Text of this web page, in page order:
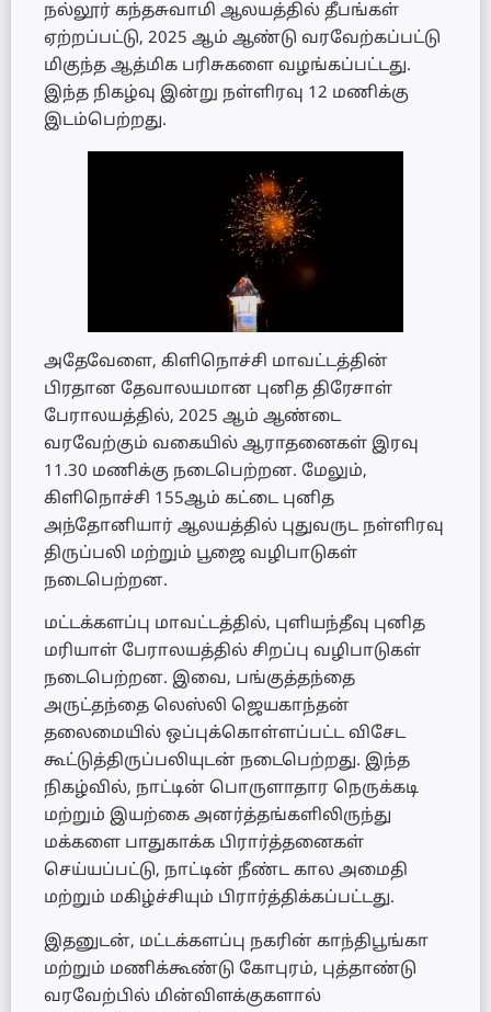
நல்லூர் கந்தசுவாமி ஆலயத்தில் தீபங்கள்
ஏற்றப்பட்டு, 2025 ஆம் ஆண்டு வரவேற்கப்பட்டு
மிகுந்த ஆத்மிக பரிசுகளை வழங்கப்பட்டது.
இந்த நிகழ்வு இன்று நள்ளிரவு 12 மணிக்கு
இடம்பெற்றது.
அதேவேளை, கிளிநொச்சி மாவட்டத்தின்
பிரதான தேவாலயமான புனித திரேசாள்
பேராலயத்தில், 2025 ஆம் ஆண்டை
வரவேற்கும் வகையில் ஆராதனைகள் இரவு
11.30 மணிக்கு நடைபெற்றன. மேலும்,
கிளிநொச்சி 155ஆம் கட்டை புனித
அந்தோனியார் ஆலயத்தில் புதுவருட நள்ளிரவு
திருப்பலி மற்றும் பூஜை வழிபாடுகள்
நடைபெற்றன.
மட்டக்களப்பு மாவட்டத்தில், புளியந்தீவு புனித
மரியாள் பேராலயத்தில் சிறப்பு வழிபாடுகள்
நடைபெற்றன. இவை, பங்குத்தந்தை
அருட்தந்தை லெஸ்லி ஜெயகாந்தன்
தலைமையில் ஒப்புக்கொள்ளப்பட்ட விசேட
கூட்டுத்திருப்பலியுடன் நடைபெற்றது. இந்த
நிகழ்வில், நாட்டின் பொருளாதார நெருக்கடி
மற்றும் இயற்கை அனர்த்தங்களிலிருந்து
மக்களை பாதுகாக்க பிரார்த்தனைகள்
செய்யப்பட்டு, நாட்டின் நீண்ட கால அமைதி
மற்றும் மகிழ்ச்சியும் பிரார்த்திக்கப்பட்டது.
இதனுடன், மட்டக்களப்பு நகரின் காந்திபூங்கா
மற்றும் மணிக்கூண்டு கோபுரம், புத்தாண்டு
வரவேற்பில் மின்விளக்குகளால்